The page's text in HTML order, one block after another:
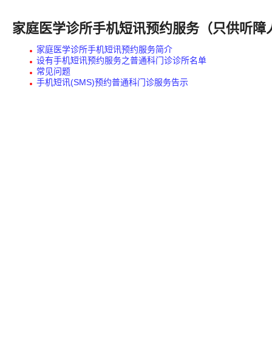
家庭医学诊所手机短讯预约服务（只供听障
家庭医学诊所手机短讯预约服务简介
设有手机短讯预约服务之普通科门诊诊所名单
常见问题
手机短讯(SMS)预约普通科门诊服务告示